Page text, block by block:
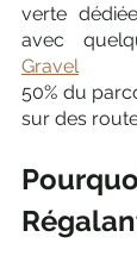
verte
Gravel
50% du
sur des